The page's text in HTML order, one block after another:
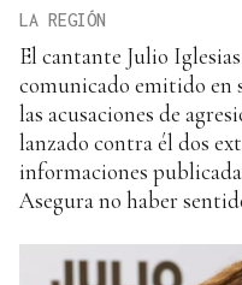
LA REGIÓN
El cantante Julio
comunicado emitido en
las acusaciones de
lanzado contra él dos
informaciones
Asegura no haber